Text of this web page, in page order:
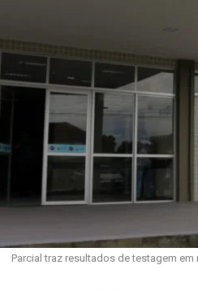
Parcial traz resultados de testagem